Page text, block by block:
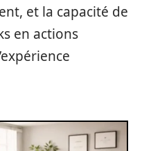
et la capacité de
en actions